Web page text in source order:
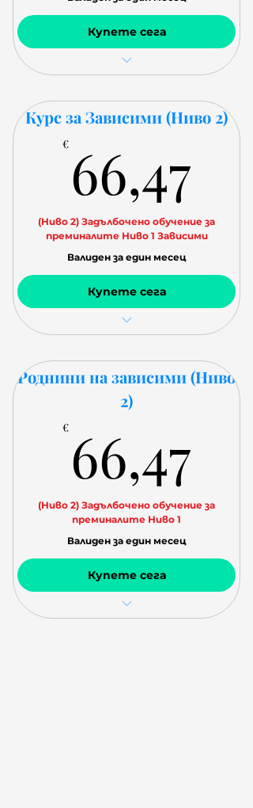
Купете сега
Видео урок (около 1 час) веднъж
Домашна работа
Курс за Зависими (Ниво 2)
€ 66,47
(Ниво 2) Задълбочено обучение за
преминалите Ниво 1 Зависими
Валиден за един месец
Купете сега
Уроци всеки едни ден
Роднини на зависими (Ниво
2)
€ 66,47
(Ниво 2) Задълбочено обучение за
преминалите Ниво 1
Валиден за един месец
Купете сега
Видео урок (около 1 час) веднъж